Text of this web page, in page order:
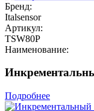
Бренд:
Italsensor
Артикул:
TSW80P
Наименование:
Подробнее